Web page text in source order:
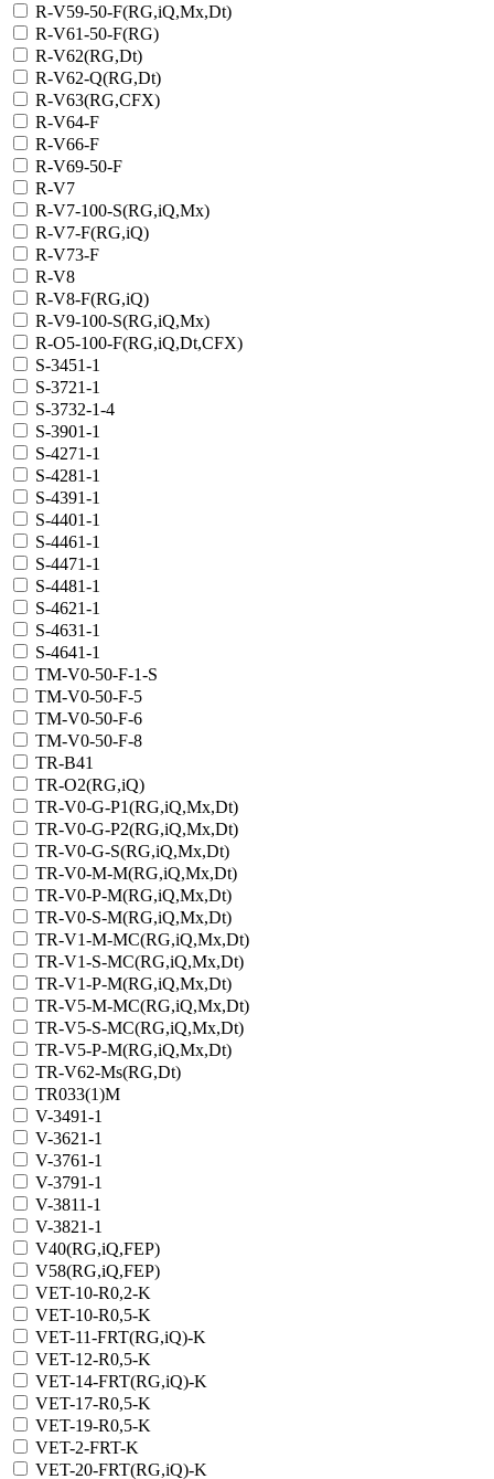
R-V59-50-F(RG,iQ,Mx,Dt)
R-V61-50-F(RG)
R-V62(RG,Dt)
R-V62-Q(RG,Dt)
R-V63(RG,CFX)
R-V64-F
R-V66-F
R-V69-50-F
R-V7
R-V7-100-S(RG,iQ,Mx)
R-V7-F(RG,iQ)
R-V73-F
R-V8
R-V8-F(RG,iQ)
R-V9-100-S(RG,iQ,Mx)
R-О5-100-F(RG,iQ,Dt,CFX)
S-3451-1
S-3721-1
S-3732-1-4
S-3901-1
S-4271-1
S-4281-1
S-4391-1
S-4401-1
S-4461-1
S-4471-1
S-4481-1
S-4621-1
S-4631-1
S-4641-1
TM-V0-50-F-1-S
TM-V0-50-F-5
TM-V0-50-F-6
TM-V0-50-F-8
TR-B41
TR-O2(RG,iQ)
TR-V0-G-P1(RG,iQ,Mx,Dt)
TR-V0-G-P2(RG,iQ,Mx,Dt)
TR-V0-G-S(RG,iQ,Mx,Dt)
TR-V0-M-M(RG,iQ,Mx,Dt)
TR-V0-P-M(RG,iQ,Mx,Dt)
TR-V0-S-M(RG,iQ,Mx,Dt)
TR-V1-M-MC(RG,iQ,Мх,Dt)
TR-V1-S-MC(RG,iQ,Мх,Dt)
TR-V1-Р-M(RG,iQ,Мх,Dt)
TR-V5-M-MC(RG,iQ,Мх,Dt)
TR-V5-S-MC(RG,iQ,Мх,Dt)
TR-V5-Р-M(RG,iQ,Мх,Dt)
TR-V62-Ms(RG,Dt)
TR033(1)M
V-3491-1
V-3621-1
V-3761-1
V-3791-1
V-3811-1
V-3821-1
V40(RG,iQ,FEP)
V58(RG,iQ,FEP)
VET-10-R0,2-K
VET-10-R0,5-K
VET-11-FRT(RG,iQ)-K
VET-12-R0,5-K
VET-14-FRT(RG,iQ)-K
VET-17-R0,5-K
VET-19-R0,5-K
VET-2-FRT-K
VET-20-FRT(RG,iQ)-K